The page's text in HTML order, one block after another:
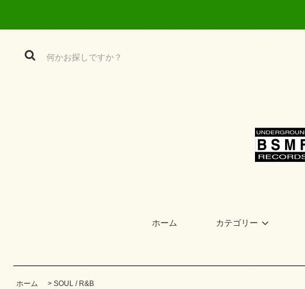
ホーム カテゴリー
ホーム > SOUL / R&B